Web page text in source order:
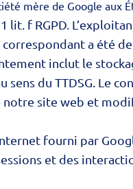
mère de Google aux
lit. f RGPD.
a été
inclut le
du TTDSG. Le
notre site web et
fourni par
et des